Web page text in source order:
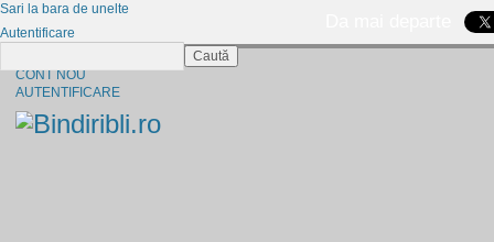
CONT NOU
AUTENTIFICARE
Sari la bara de unelte
Autentificare
Caută